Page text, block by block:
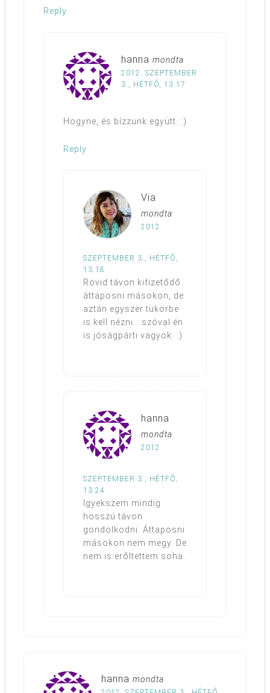
Reply
hanna mondta
2012. SZEPTEMBER
3., HÉTFŐ, 13:17
Hogyne, és bízzunk együtt. :)
Reply
Via
mondta
2012.
SZEPTEMBER 3., HÉTFŐ,
13:18
Rövid távon kifizetődő
áttaposni másokon, de
aztán egyszer tükörbe
is kell nézni… szóval én
is jóságpárti vagyok. :)
hanna
mondta
2012.
SZEPTEMBER 3., HÉTFŐ,
13:24
Igyekszem mindig
hosszú távon
gondolkodni. Áttaposni
másokon nem megy. De
nem is erőltettem soha.
hanna mondta